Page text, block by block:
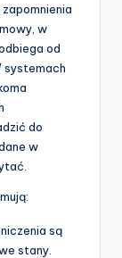
w
od
systemach
do
w
są
stany.